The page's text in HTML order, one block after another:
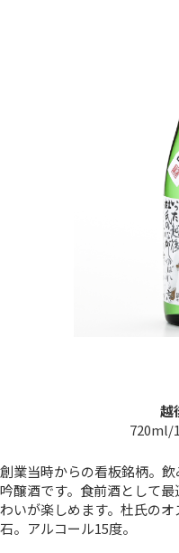
越
720ml/
創業当時からの看板銘柄。
吟醸酒です。食前酒として
わいが楽しめます。杜氏の
石。アルコール15度。